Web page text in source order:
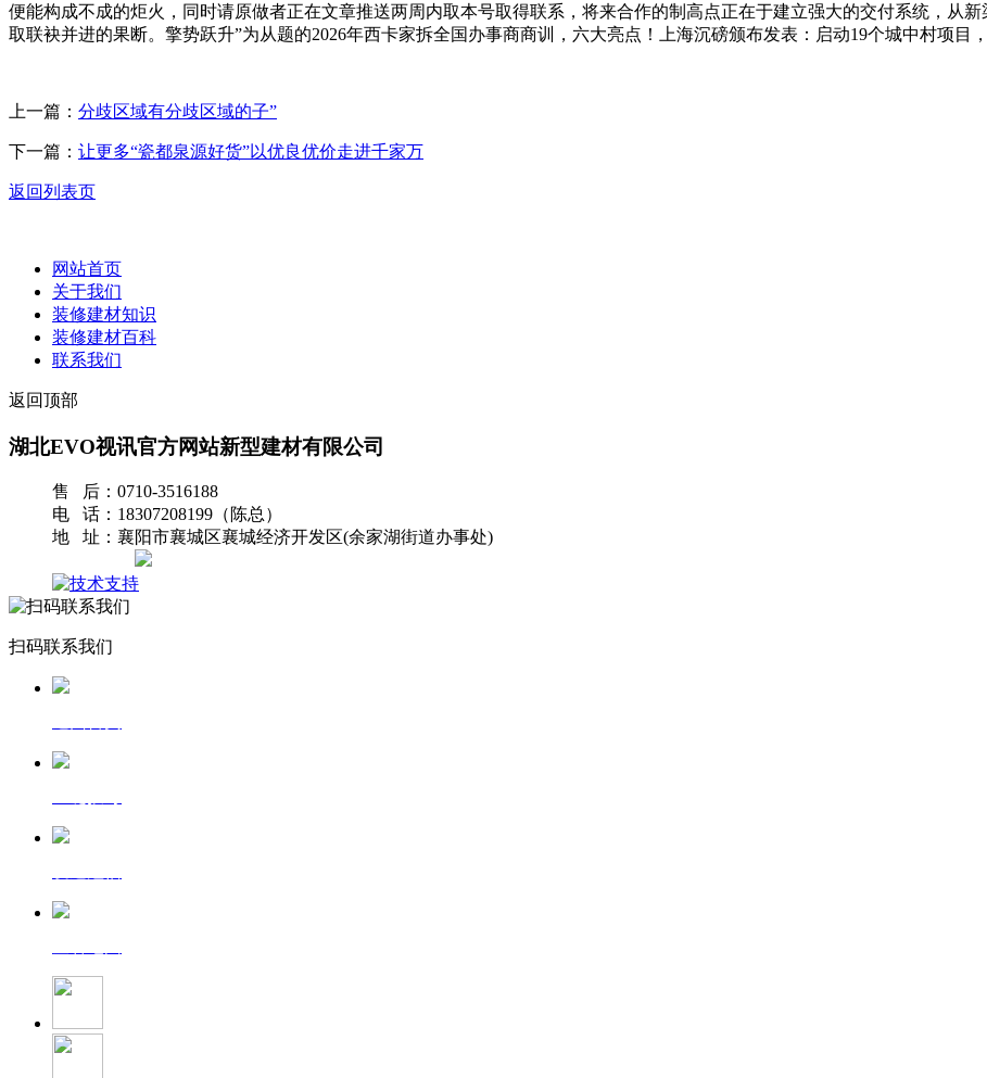
便能构成不成的炬火，同时请原做者正在文章推送两周内取本号取得联系，将来合作的制高点正在于建立强大的交付系统，从
取联袂并进的果断。擎势跃升”为从题的2026年西卡家拆全国办事商商训，六大亮点！上海沉磅颁布发表：启动19个城中村项目，
上一篇： 分歧区域有分歧区域的子”
下一篇： 让更多“瓷都泉源好货”以优良优价走进千家万
返回列表页
网站首页
关于我们
装修建材知识
装修建材百科
联系我们
返回顶部
湖北EVO视讯官方网站新型建材有限公司
售 后：0710-3516188
电 话：18307208199（陈总）
地 址：襄阳市襄城区襄城经济开发区(余家湖街道办事处)
扫码联系我们